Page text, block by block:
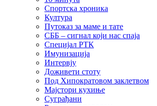
Спортска хроника
Култура
Путоказ за маме и тате
СББ – сигнал који нас спаја
Специјал РТК
Имунизација
Интервју
Доживети стоту
Под Хипократовом заклетвом
Мајстори кухиње
Суграђани